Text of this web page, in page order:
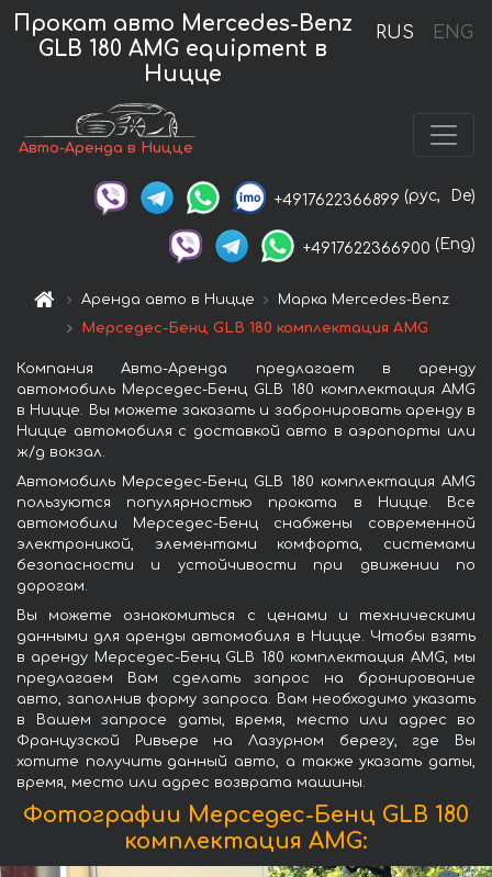
RUS ENG
Прокат авто Mercedes-Benz
GLB 180 AMG equipment в
Ницце
Авто-Аренда в Ницце
+4917622366899 (рус, De)
+4917622366900 (Eng)
Аренда авто в Ницце
Марка Mercedes-Benz
Мерседес-Бенц GLB 180 комплектация AMG
Компания Авто-Аренда предлагает в аренду
автомобиль Мерседес-Бенц GLB 180 комплектация AMG
в Ницце. Вы можете заказать и забронировать аренду в
Ницце автомобиля с доставкой авто в аэропорты или
ж/д вокзал.
Автомобиль Мерседес-Бенц GLB 180 комплектация AMG
пользуются популярностью проката в Ницце. Все
автомобили Мерседес-Бенц снабжены современной
электроникой, элементами комфорта, системами
безопасности и устойчивости при движении по
дорогам.
Вы можете ознакомиться с ценами и техническими
данными для аренды автомобиля в Ницце. Чтобы взять
в аренду Мерседес-Бенц GLB 180 комплектация AMG, мы
предлагаем Вам сделать запрос на бронирование
авто, заполнив форму запроса. Вам необходимо указать
в Вашем запросе даты, время, место или адрес во
Французской Ривьере на Лазурном берегу, где Вы
хотите получить данный авто, а также указать даты,
время, место или адрес возврата машины.
Фотографии Мерседес-Бенц GLB 180
комплектация AMG: